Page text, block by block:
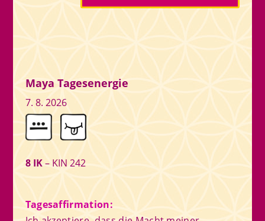
Maya Tagesenergie
7. 8. 2026
8 IK– KIN 242
Tagesaffirmation: